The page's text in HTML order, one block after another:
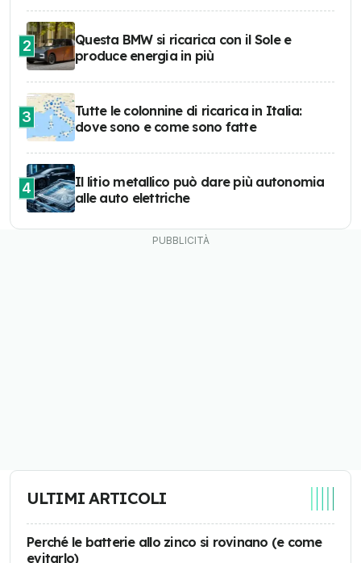
2
Questa BMW si ricarica con il Sole e
produce energia in più
3
Tutte le colonnine di ricarica in Italia:
dove sono e come sono fatte
4
Il litio metallico può dare più autonomia
alle auto elettriche
ULTIMI ARTICOLI
Perché le batterie allo zinco si rovinano (e come
evitarlo)